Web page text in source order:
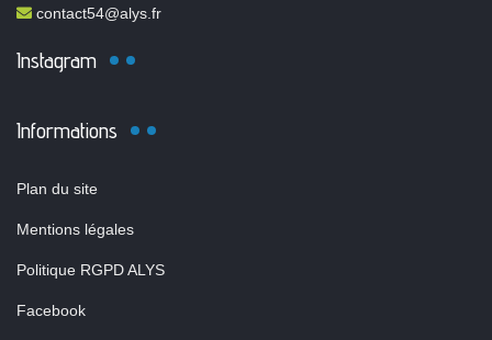
contact54@alys.fr
Instagram
Informations
Plan du site
Mentions légales
Politique RGPD ALYS
Facebook